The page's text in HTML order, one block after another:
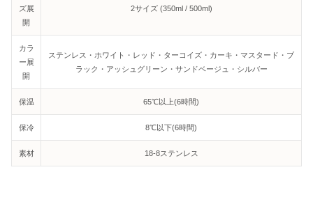
ズ展
開
2サイズ (350ml / 500ml)
カラ
ー展
開
ステンレス・ホワイト・レッド・ターコイズ・カーキ・マスタード・ブ
ラック・アッシュグリーン・サンドベージュ・シルバー
保温 65℃以上(6時間)
保冷 8℃以下(6時間)
素材 18-8ステンレス